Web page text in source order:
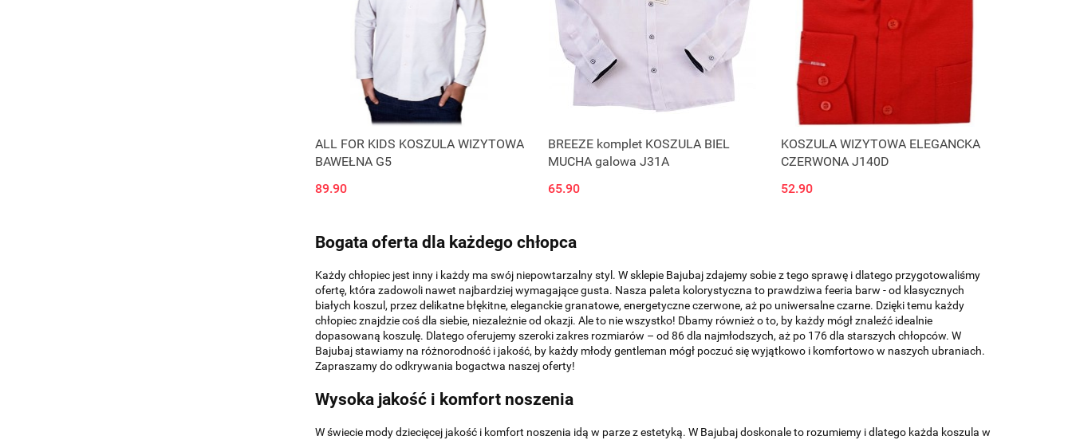
ALL FOR KIDS KOSZULA WIZYTOWA
BAWEŁNA G5
89.90
BREEZE komplet KOSZULA BIEL
MUCHA galowa J31A
65.90
KOSZULA WIZYTOWA ELEGANCKA
CZERWONA J140D
52.90
Bogata oferta dla każdego chłopca
Każdy chłopiec jest inny i każdy ma swój niepowtarzalny styl. W sklepie Bajubaj zdajemy sobie z tego sprawę i dlatego przygotowaliśmy
ofertę, która zadowoli nawet najbardziej wymagające gusta. Nasza paleta kolorystyczna to prawdziwa feeria barw - od klasycznych
białych koszul, przez delikatne błękitne, eleganckie granatowe, energetyczne czerwone, aż po uniwersalne czarne. Dzięki temu każdy
chłopiec znajdzie coś dla siebie, niezależnie od okazji. Ale to nie wszystko! Dbamy również o to, by każdy mógł znaleźć idealnie
dopasowaną koszulę. Dlatego oferujemy szeroki zakres rozmiarów – od 86 dla najmłodszych, aż po 176 dla starszych chłopców. W
Bajubaj stawiamy na różnorodność i jakość, by każdy młody gentleman mógł poczuć się wyjątkowo i komfortowo w naszych ubraniach.
Zapraszamy do odkrywania bogactwa naszej oferty!
Wysoka jakość i komfort noszenia
W świecie mody dziecięcej jakość i komfort noszenia idą w parze z estetyką. W Bajubaj doskonale to rozumiemy i dlatego każda koszula w